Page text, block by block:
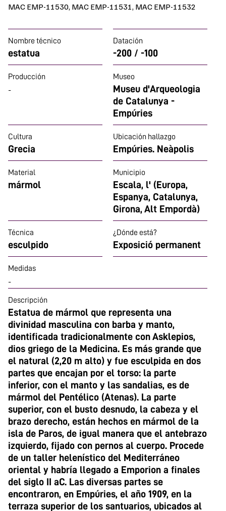
MAC EMP-11530, MAC EMP-11531, MAC EMP-11532
Nombre técnico
estatua
Datación
-200 / -100
Producción
-
Museo
Museu d'Arqueologia
de Catalunya -
Empúries
Cultura
Grecia
Ubicación hallazgo
Empúries. Neàpolis
Material
mármol
Municipio
Escala, l' (Europa,
Espanya, Catalunya,
Girona, Alt Empordà)
Técnica
esculpido
¿Dónde está?
Exposició permanent
Medidas
-
Descripción
Estatua de mármol que representa una
divinidad masculina con barba y manto,
identificada tradicionalmente con Asklepios,
dios griego de la Medicina. Es más grande que
el natural (2,20 m alto) y fue esculpida en dos
partes que encajan por el torso: la parte
inferior, con el manto y las sandalias, es de
mármol del Pentélico (Atenas). La parte
superior, con el busto desnudo, la cabeza y el
brazo derecho, están hechos en mármol de la
isla de Paros, de igual manera que el antebrazo
izquierdo, fijado con pernos al cuerpo. Procede
de un taller helenístico del Mediterráneo
oriental y habría llegado a Emporion a finales
del siglo II aC. Las diversas partes se
encontraron, en Empúries, el año 1909, en la
terraza superior de los santuarios, ubicados al